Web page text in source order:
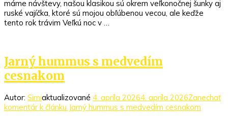
máme návštevy, našou klasikou sú okrem veľkonočnej šunky aj
ruské vajíčka, ktoré sú mojou obľúbenou vecou, ale keďže
tento rok trávim Veľkú noc v …
Jarný hummus s medvedím
cesnakom
Autor: Simiaktualizované 4. apríla 20264. apríla 2026Zanechať
komentár k článku Jarný hummus s medvedím cesnakom